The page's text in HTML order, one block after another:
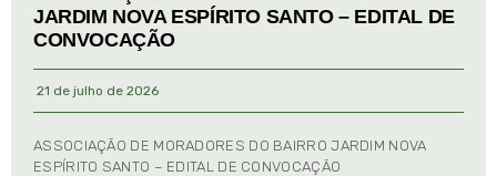
JARDIM NOVA ESPÍRITO SANTO – EDITAL DE
CONVOCAÇÃO
21 de julho de 2026
ASSOCIAÇÃO DE MORADORES DO BAIRRO JARDIM NOVA
ESPÍRITO SANTO – EDITAL DE CONVOCAÇÃO